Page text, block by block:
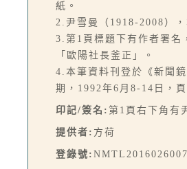
紙。
2.尹雪曼（1918-2008），
3.第1頁標題下有作者署名
「歐陽社長釜正」。
4.本筆資料刊登於《新聞
期，1992年6月8-14日，頁
印記/簽名: 第1頁右下角有
提供者: 方荷
登錄號: